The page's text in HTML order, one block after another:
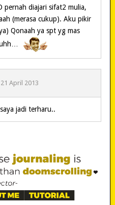
pernah diajari sifat2 mulia,
(merasa cukup). Aku pikir
Qonaah ya spt yg mas
21 April 2013
jadi terharu..